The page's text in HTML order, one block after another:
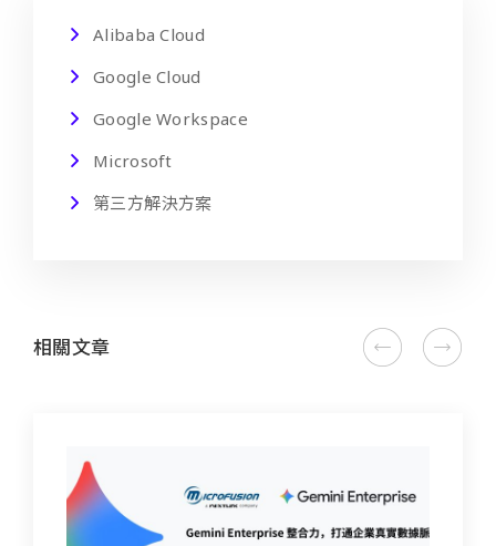
Alibaba Cloud
Google Cloud
Google Workspace
Microsoft
第三方解決方案
相關文章